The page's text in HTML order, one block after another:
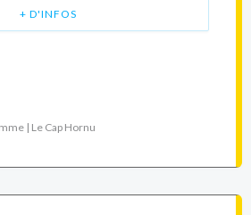
+ D'INFOS
| Le Cap Hornu